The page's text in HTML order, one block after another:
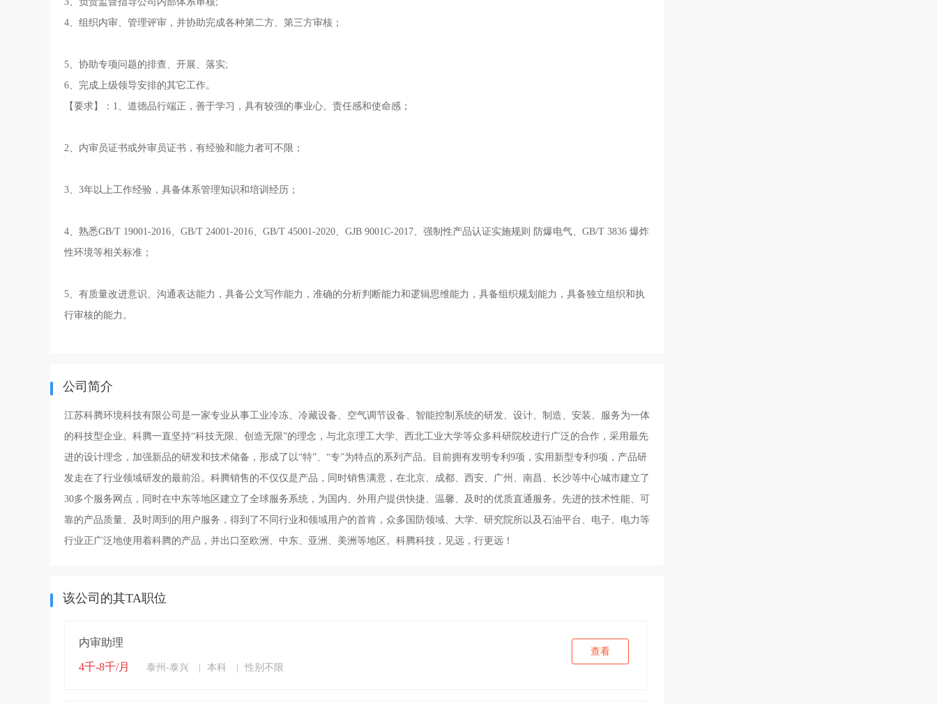
4、组织内审、管理评审，并协助完成各种第二方、第三方审核；
5、协助专项问题的排查、开展、落实;
6、完成上级领导安排的其它工作。
【要求】：1、道德品行端正，善于学习，具有较强的事业心、责任感和使命感；
2、内审员证书或外审员证书，有经验和能力者可不限；
3、3年以上工作经验，具备体系管理知识和培训经历；
4、熟悉GB/T 19001-2016、GB/T 24001-2016、GB/T 45001-2020、GJB 9001C-2017、强制性产品认证实施规则 防爆电气、GB/T 3836 爆炸
性环境等相关标准；
5、有质量改进意识、沟通表达能力，具备公文写作能力，准确的分析判断能力和逻辑思维能力，具备组织规划能力，具备独立组织和执
行审核的能力。
公司简介
江苏科腾环境科技有限公司是一家专业从事工业冷冻、冷藏设备、空气调节设备、智能控制系统的研发、设计、制造、安装、服务为一体
的科技型企业。科腾一直坚持“科技无限、创造无限”的理念，与北京理工大学、西北工业大学等众多科研院校进行广泛的合作，采用最先
进的设计理念，加强新品的研发和技术储备，形成了以“特”、“专”为特点的系列产品。目前拥有发明专利9项，实用新型专利9项，产品研
发走在了行业领域研发的最前沿。科腾销售的不仅仅是产品，同时销售满意，在北京、成都、西安、广州、南昌、长沙等中心城市建立了
30多个服务网点，同时在中东等地区建立了全球服务系统，为国内、外用户提供快捷、温馨、及时的优质直通服务。先进的技术性能、可
靠的产品质量、及时周到的用户服务，得到了不同行业和领域用户的首肯，众多国防领域、大学、研究院所以及石油平台、电子、电力等
行业正广泛地使用着科腾的产品，并出口至欧洲、中东、亚洲、美洲等地区。科腾科技，见远，行更远！
该公司的其TA职位
内审助理
4千-8千/月 泰州-泰兴 本科 性别不限
查看